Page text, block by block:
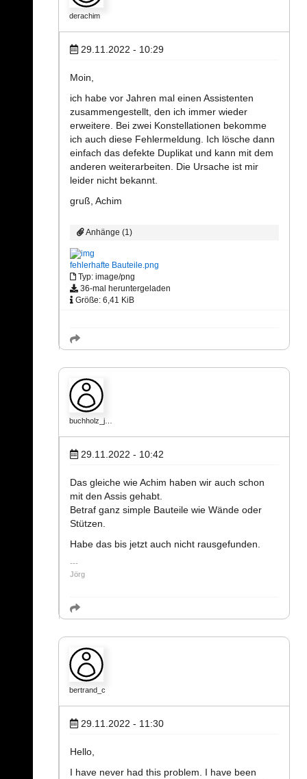
derachim
29.11.2022 - 10:29
Moin,
ich habe vor Jahren mal einen Assistenten
zusammengestellt, den ich immer wieder
erweitere. Bei zwei Konstellationen bekomme
ich auch diese Fehlermeldung. Ich lösche dann
einfach das defekte Duplikat und kann mit dem
anderen weiterarbeiten. Die Ursache ist mir
leider nicht bekannt.
gruß, Achim
Anhänge (1)
fehlerhafte Bauteile.png
Typ: image/png
36-mal heruntergeladen
Größe: 6,41 KiB
buchholz_j…
29.11.2022 - 10:42
Das gleiche wie Achim haben wir auch schon
mit den Assis gehabt.
Betraf ganz simple Bauteile wie Wände oder
Stützen.
Habe das bis jetzt auch nicht rausgefunden.
Jörg
bertrand_c
29.11.2022 - 11:30
Hello,
I have never had this problem. I have been